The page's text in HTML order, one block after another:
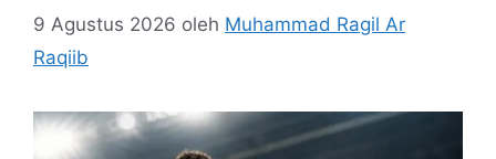
9 Agustus 2026 oleh Muhammad Ragil Ar
Raqiib